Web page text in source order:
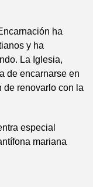
ha
y ha
La Iglesia,
de encarnarse en
de renovarlo con la
especial
mariana